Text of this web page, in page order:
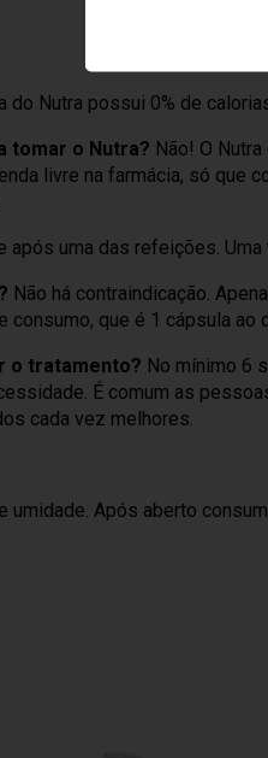
do Nutra possui 0% de
tomar o Nutra? Não! O
livre na farmácia, só que
após uma das refeições. Uma
Não há contraindicação.
consumo, que é 1 cápsula ao
o tratamento? No mínimo 6
É comum as
cada vez melhores.
umidade. Após aberto